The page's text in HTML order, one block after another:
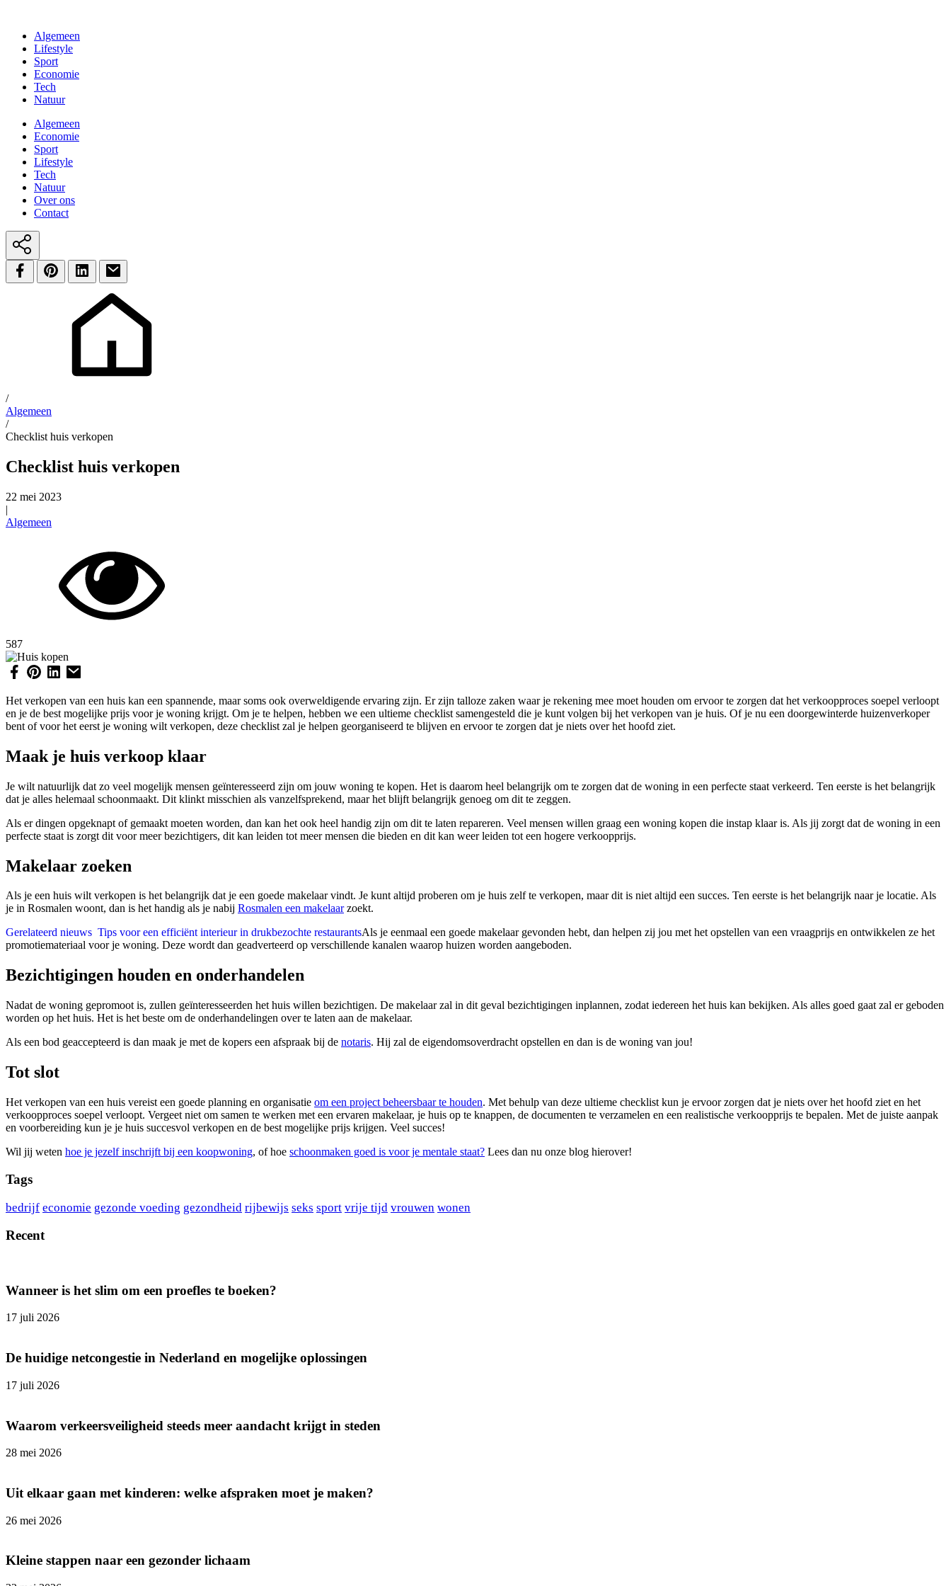
Algemeen
Lifestyle
Sport
Economie
Tech
Natuur
Algemeen
Economie
Sport
Lifestyle
Tech
Natuur
Over ons
Contact
/
Algemeen
/
Checklist huis verkopen
Checklist huis verkopen
22 mei 2023
|
Algemeen
587
Het verkopen van een huis kan een spannende, maar soms ook overweldigende ervaring zijn. Er zijn talloze zaken waar je rekening mee moet houden om ervoor te zorgen dat het verkoopproces soepel verloopt
en je de best mogelijke prijs voor je woning krijgt. Om je te helpen, hebben we een ultieme checklist samengesteld die je kunt volgen bij het verkopen van je huis. Of je nu een doorgewinterde huizenverkoper
bent of voor het eerst je woning wilt verkopen, deze checklist zal je helpen georganiseerd te blijven en ervoor te zorgen dat je niets over het hoofd ziet.
Maak je huis verkoop klaar
Je wilt natuurlijk dat zo veel mogelijk mensen geïnteresseerd zijn om jouw woning te kopen. Het is daarom heel belangrijk om te zorgen dat de woning in een perfecte staat verkeerd. Ten eerste is het belangrijk
dat je alles helemaal schoonmaakt. Dit klinkt misschien als vanzelfsprekend, maar het blijft belangrijk genoeg om dit te zeggen.
Als er dingen opgeknapt of gemaakt moeten worden, dan kan het ook heel handig zijn om dit te laten repareren. Veel mensen willen graag een woning kopen die instap klaar is. Als jij zorgt dat de woning in een
perfecte staat is zorgt dit voor meer bezichtigers, dit kan leiden tot meer mensen die bieden en dit kan weer leiden tot een hogere verkoopprijs.
Makelaar zoeken
Als je een huis wilt verkopen is het belangrijk dat je een goede makelaar vindt. Je kunt altijd proberen om je huis zelf te verkopen, maar dit is niet altijd een succes. Ten eerste is het belangrijk naar je locatie. Als
je in Rosmalen woont, dan is het handig als je nabij Rosmalen een makelaarzoekt.
Gerelateerd nieuws Tips voor een efficiënt interieur in drukbezochte restaurantsAls je eenmaal een goede makelaar gevonden hebt, dan helpen zij jou met het opstellen van een vraagprijs en ontwikkelen ze het
promotiemateriaal voor je woning. Deze wordt dan geadverteerd op verschillende kanalen waarop huizen worden aangeboden.
Bezichtigingen houden en onderhandelen
Nadat de woning gepromoot is, zullen geïnteresseerden het huis willen bezichtigen. De makelaar zal in dit geval bezichtigingen inplannen, zodat iedereen het huis kan bekijken. Als alles goed gaat zal er geboden
worden op het huis. Het is het beste om de onderhandelingen over te laten aan de makelaar.
Als een bod geaccepteerd is dan maak je met de kopers een afspraak bij de notaris. Hij zal de eigendomsoverdracht opstellen en dan is de woning van jou!
Tot slot
Het verkopen van een huis vereist een goede planning en organisatie om een project beheersbaar te houden. Met behulp van deze ultieme checklist kun je ervoor zorgen dat je niets over het hoofd ziet en het
verkoopproces soepel verloopt. Vergeet niet om samen te werken met een ervaren makelaar, je huis op te knappen, de documenten te verzamelen en een realistische verkoopprijs te bepalen. Met de juiste aanpak
en voorbereiding kun je je huis succesvol verkopen en de best mogelijke prijs krijgen. Veel succes!
Wil jij weten hoe je jezelf inschrijft bij een koopwoning, of hoe schoonmaken goed is voor je mentale staat? Lees dan nu onze blog hierover!
Tags
bedrijf economie gezonde voeding gezondheid rijbewijs seks sport vrije tijd vrouwen wonen
Recent
Wanneer is het slim om een proefles te boeken?
17 juli 2026
De huidige netcongestie in Nederland en mogelijke oplossingen
17 juli 2026
Waarom verkeersveiligheid steeds meer aandacht krijgt in steden
28 mei 2026
Uit elkaar gaan met kinderen: welke afspraken moet je maken?
26 mei 2026
Kleine stappen naar een gezonder lichaam